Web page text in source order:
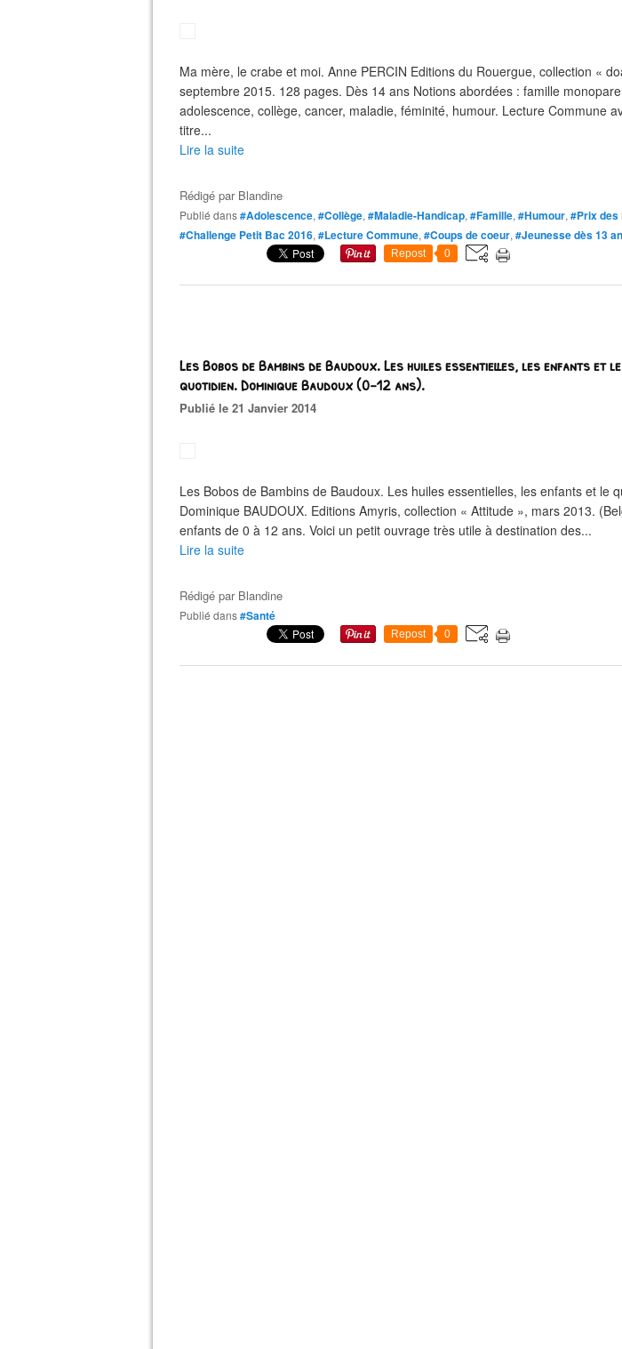
Ma mère, le crabe et moi. Anne PERCIN Editions du Rouergue, collection «
septembre 2015. 128 pages. Dès 14 ans Notions abordées : famille
adolescence, collège, cancer, maladie, féminité, humour. Lecture Commune
titre...
Lire la suite
Rédigé par Blandine
Publié dans#Adolescence, #Collège, #Maladie-Handicap, #Famille, #Humour, #Prix
#Challenge Petit Bac 2016, #Lecture Commune, #Coups de coeur, #Jeunesse dès 13
Repost 0
Les Bobos de Bambins de Baudoux. Les huiles essentielles, les enfants et le
quotidien. Dominique Baudoux (0-12 ans).
Publié le 21 Janvier 2014
Les Bobos de Bambins de Baudoux. Les huiles essentielles, les enfants et le
Dominique BAUDOUX. Editions Amyris, collection « Attitude », mars 2013.
enfants de 0 à 12 ans. Voici un petit ouvrage très utile à destination des...
Lire la suite
Rédigé par Blandine
Publié dans#Santé
Repost 0